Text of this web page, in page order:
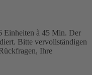
Einheiten à 45 Min. Der
Bitte vervollständigen
Ihre